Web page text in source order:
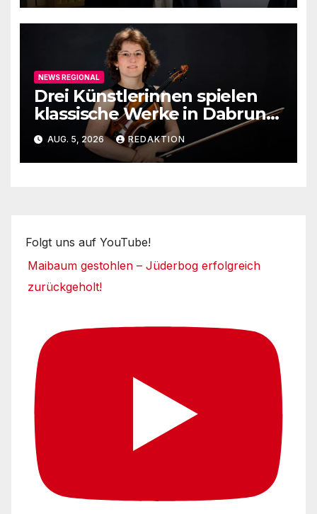
NEWS REGIONAL
Drei Künstlerinnen spielen
klassische Werke in Dabruner
Kirche
AUG. 5, 2026 REDAKTION
Folgt uns auf YouTube!
Maibaum gestohlen – Jüderbog erfolgreich
zurückgeholt!